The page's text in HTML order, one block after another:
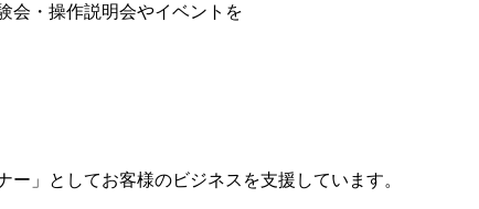
会・操作説明会やイベントを
」としてお客様のビジネスを支援しています。